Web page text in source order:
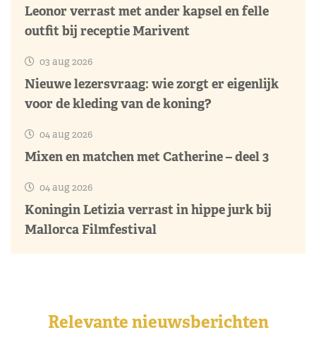
Leonor verrast met ander kapsel en felle
outfit bij receptie Marivent
03 aug 2026
Nieuwe lezersvraag: wie zorgt er eigenlijk
voor de kleding van de koning?
04 aug 2026
Mixen en matchen met Catherine – deel 3
04 aug 2026
Koningin Letizia verrast in hippe jurk bij
Mallorca Filmfestival
Relevante nieuwsberichten